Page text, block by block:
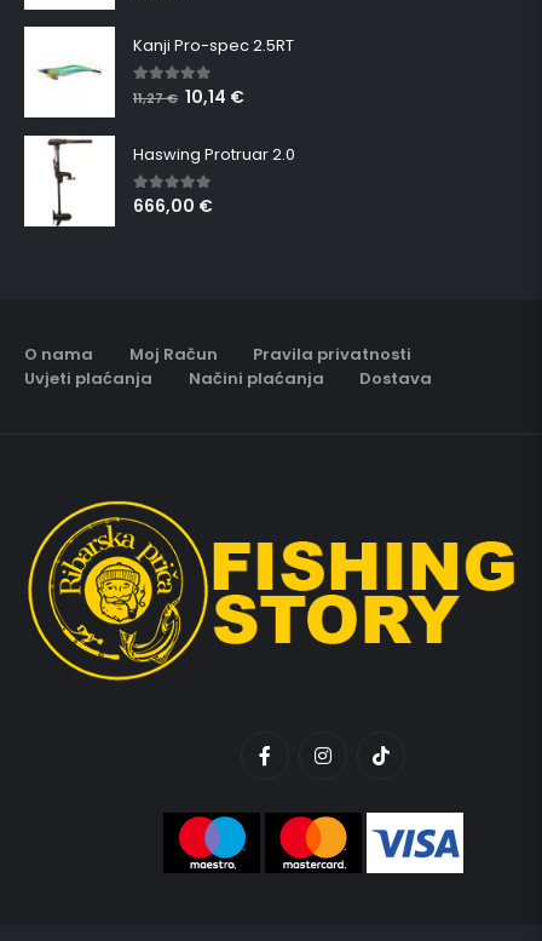
Kanji Pro-spec 2.5RT
5.00out of 5
11,27€ 10,14 €
Haswing Protruar 2.0
5.00 out of 5
666,00 €
O nama Moj Račun
Pravila privatnosti
Uvjeti plaćanja
Načini plaćanja Dostava